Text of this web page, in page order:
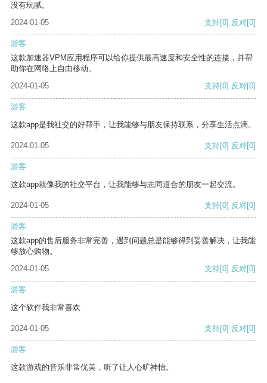
没有玩腻。
2024-01-05
支持[0] 反对[0]
游客
这款加速器VPM应用程序可以给你提供最高速度和安全性的连接，并帮
助你在网络上自由移动。
2024-01-05
支持[0] 反对[0]
游客
这款app是我社交的好帮手，让我能够与朋友保持联系，分享生活点滴。
2024-01-05 支持[0] 反对[0]
游客
这款app就像我的社交平台，让我能够与志同道合的朋友一起交流。
2024-01-05 支持[0] 反对[0]
游客
这款app的售后服务非常完善，遇到问题总是能够得到妥善解决，让我能
够放心购物。
2024-01-05
支持[0] 反对[0]
游客
这个软件我非常喜欢
2024-01-05 支持[0] 反对[0]
游客
这款游戏的音乐非常优美，听了让人心旷神怡。